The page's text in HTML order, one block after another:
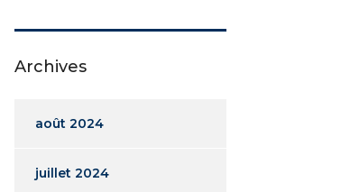
Archives
août 2024
juillet 2024